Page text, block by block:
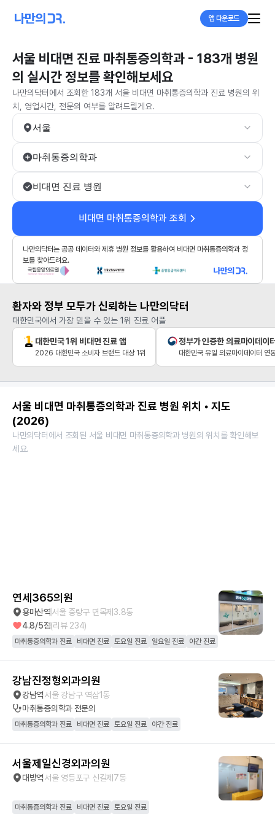
앱 다운로드
서울 비대면 진료 마취통증의학과 - 183개 병원
의 실시간 정보를 확인해보세요
나만의닥터에서 조회한 183개 서울 비대면 마취통증의학과 진료 병원의 위
치, 영업시간, 전문의 여부를 알려드릴게요.
서울
마취통증의학과
비대면 진료 병원
비대면 마취통증의학과 조회
나만의닥터는 공공 데이터와 제휴 병원 정보를 활용하여 비대면 마취통증의학과 정
보를 찾아드려요.
환자와 정부 모두가 신뢰하는 나만의닥터
대한민국에서 가장 믿을 수 있는 1위 진료 어플
대한민국 1위 비대면 진료 앱
2026 대한민국 소비자 브랜드 대상 1위
정부가 인증한 의료마이데이
대한민국 유일 의료마이데이터 연
서울 비대면 마취통증의학과 진료 병원 위치 • 지도
(2026)
나만의닥터에서 조회된 서울 비대면 마취통증의학과 병원의 위치를 확인해보
세요.
연세365의원
용마산역서울 중랑구 면목제3.8동
4.8/5점(리뷰 234)
마취통증의학과 진료 비대면 진료 토요일 진료 일요일 진료 야간 진료
강남진정형외과의원
강남역서울 강남구 역삼1동
마취통증의학과전문의
마취통증의학과 진료 비대면 진료 토요일 진료 야간 진료
서울제일신경외과의원
대방역서울 영등포구 신길제7동
마취통증의학과 진료 비대면 진료 토요일 진료